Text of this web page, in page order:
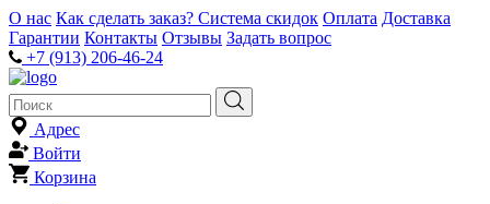
О нас Как сделать заказ? Система скидок Оплата Доставка
Гарантии Контакты Отзывы Задать вопрос
+7 (913) 206-46-24
Адрес
Войти
Корзина